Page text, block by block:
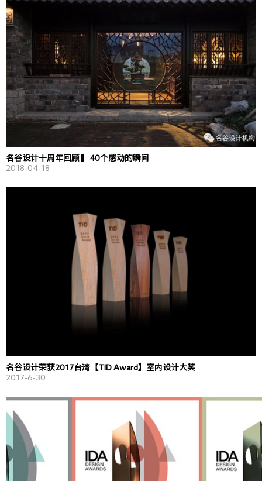
名谷设计十周年回顾 ▎40个感动的瞬间
2018-04-18
名谷设计荣获2017台湾【TID Award】室内设计大奖
2017-6-30